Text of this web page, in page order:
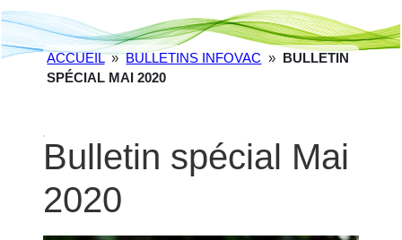
ACCUEIL » BULLETINS INFOVAC » BULLETIN
SPÉCIAL MAI 2020
Bulletin spécial Mai
2020